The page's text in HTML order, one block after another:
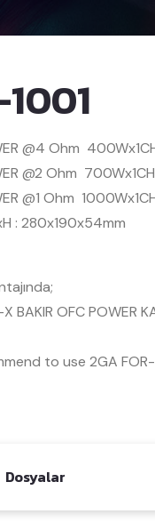
@4 Ohm
@2 Ohm 700Wx1CH
@1 Ohm
: 280x190x54mm
BAKIR OFC POWER
to use 2GA FOR-
Dosyalar